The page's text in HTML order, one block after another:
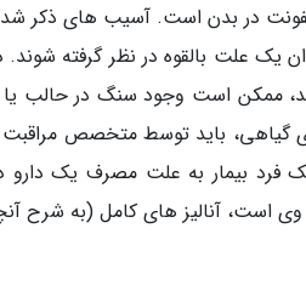
در بدن است. آسیب های ذکر شده،
یک علت بالقوه در نظر گرفته
ممکن است وجود سنگ در حالب
گیاهی، باید توسط متخصص
فرد بیمار به علت مصرف یک
است، آنالیز های کامل (به شرح